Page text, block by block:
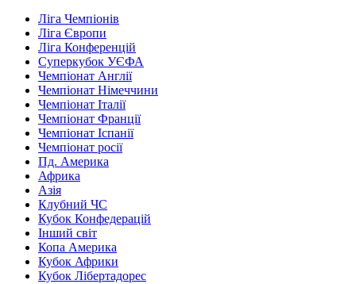
Ліга Чемпіонів
Ліга Європи
Ліга Конференцій
Суперкубок УЄФА
Чемпіонат Англії
Чемпіонат Німеччини
Чемпіонат Італії
Чемпіонат Франції
Чемпіонат Іспанії
Чемпіонат росії
Пд. Америка
Африка
Азія
Клубний ЧС
Кубок Конфедерацій
Інший світ
Копа Америка
Кубок Африки
Кубок Лібертадорес